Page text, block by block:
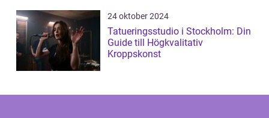
24 oktober 2024
Tatueringsstudio i Stockholm: Din
Guide till Högkvalitativ
Kroppskonst